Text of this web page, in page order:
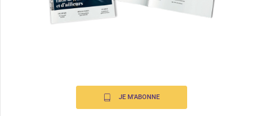
JE M'ABONNE